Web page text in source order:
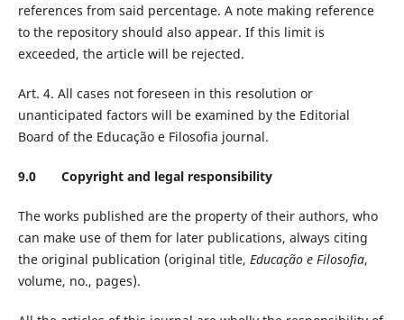
references from said percentage. A note making reference
to the repository should also appear. If this limit is
exceeded, the article will be rejected.
Art. 4. All cases not foreseen in this resolution or
unanticipated factors will be examined by the Editorial
Board of the Educação e Filosofia journal.
9.0 Copyright and legal responsibility
The works published are the property of their authors, who
can make use of them for later publications, always citing
the original publication (original title, Educação e Filosofia,
volume, no., pages).